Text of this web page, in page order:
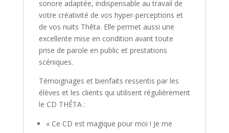
sonore adaptée, indispensable au travail de
votre créativité de vos hyper-perceptions et
de vos nuits Thêta. Elle permet aussi une
excellente mise en condition avant toute
prise de parole en public et prestations
scéniques.
Témoignages et bienfaits ressentis par les
élèves et les clients qui utilisent régulièrement
le CD THÊTA :
« Ce CD est magique pour moi ! Je me